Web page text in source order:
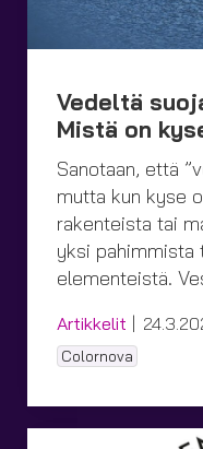
Vedeltä
Mistä on
Sanotaan, että
mutta kun kyse
rakenteista tai
yksi pahimmista
elementeistä.
Kategoriat
Artikkelit
Tagit
Colornova